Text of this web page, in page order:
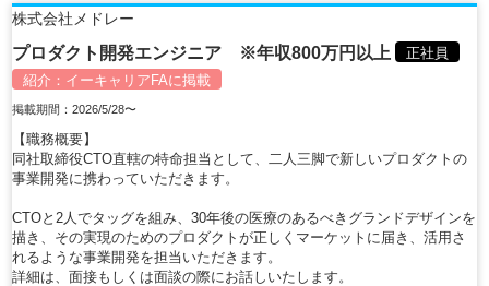
株式会社メドレー
プロダクト開発エンジニア ※年収800万円以上
正社員
紹介： イーキャリアFAに掲載
掲載期間：2026/5/28〜
【職務概要】
同社取締役CTO直轄の特命担当として、二人三脚で新しいプロダクトの
事業開発に携わっていただきます。
CTOと2人でタッグを組み、30年後の医療のあるべきグランドデザインを
描き、その実現のためのプロダクトが正しくマーケットに届き、活用さ
れるような事業開発を担当いただきます。
詳細は、面接もしくは面談の際にお話しいたします。